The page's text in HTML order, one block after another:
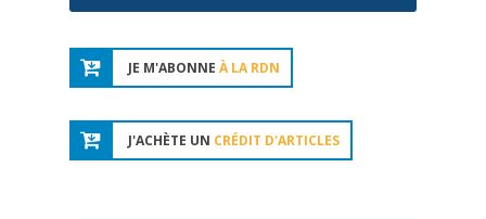
JE M'ABONNE À LA RDN
J'ACHÈTE UN CRÉDIT D'ARTICLES